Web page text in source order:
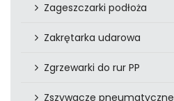
Zageszczarki podłoża
Zakrętarka udarowa
Zgrzewarki do rur PP
Zszywacze pneumatyczne